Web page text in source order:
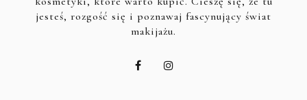
jesteś, rozgość się i poznawaj fascynujący świat
makijażu.